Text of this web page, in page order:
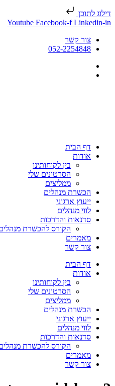
דילוג לתוכן
Youtube Facebook-f Linkedin-in
צור קשר
052-2254848
דף הבית
אודות
בין לקוחותינו
הסרטונים שלי
ממליצים
הכשרת מנהלים
ייעוץ ארגוני
לווי מנהלים
סדנאות והדרכות
הקורס להכשרת מנהלים
מאמרים
צור קשר
דף הבית
אודות
בין לקוחותינו
הסרטונים שלי
ממליצים
הכשרת מנהלים
ייעוץ ארגוני
לווי מנהלים
סדנאות והדרכות
הקורס להכשרת מנהלים
מאמרים
צור קשר